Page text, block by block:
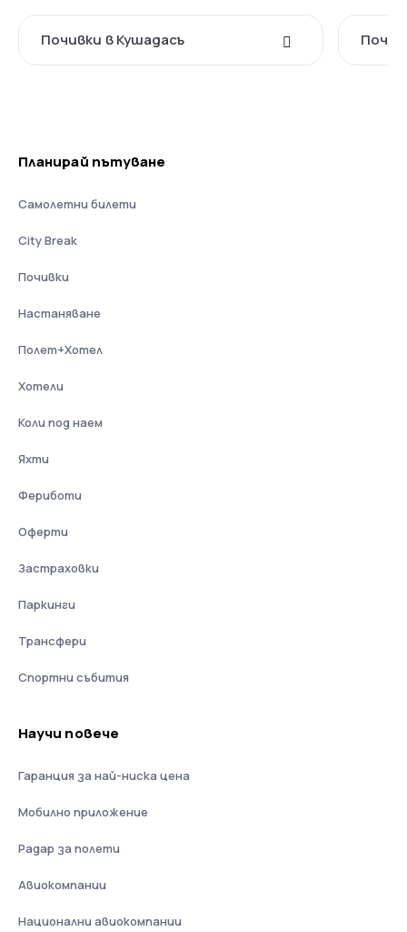
Почивки в Кушадасъ
Планирай пътуване
Самолетни билети
City Break
Почивки
Настаняване
Полет+Хотел
Хотели
Коли под наем
Яхти
Фериботи
Оферти
Застраховки
Паркинги
Трансфери
Спортни събития
Научи повече
Гаранция за най-ниска цена
Мобилно приложение
Радар за полети
Авиокомпании
Национални авиокомпании